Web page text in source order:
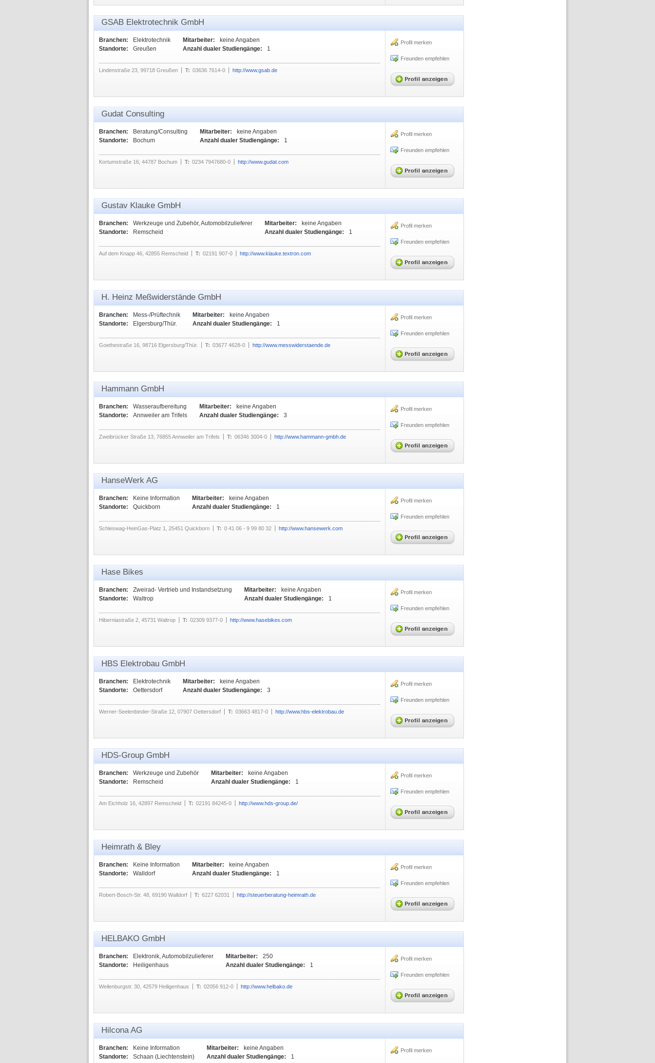
GSAB Elektrotechnik GmbH
Branchen:
Elektrotechnik
Standorte:
Greußen
Mitarbeiter:
keine Angaben
Anzahl dualer Studiengänge:
1
Lindenstraße 23, 99718 Greußen T: 03636 7614-0 http://www.gsab.de
Profil merken
Freunden empfehlen
Gudat Consulting
Branchen:
Beratung/Consulting
Standorte:
Bochum
Mitarbeiter:
keine Angaben
Anzahl dualer Studiengänge:
1
Kortumstraße 16, 44787 Bochum T: 0234 7947680-0 http://www.gudat.com
Profil merken
Freunden empfehlen
Gustav Klauke GmbH
Branchen:
Werkzeuge und Zubehör, Automobilzulieferer
Standorte:
Remscheid
Mitarbeiter:
keine Angaben
Anzahl dualer Studiengänge:
1
Auf dem Knapp 46, 42855 Remscheid T: 02191 907-0 http://www.klauke.textron.com
Profil merken
Freunden empfehlen
H. Heinz Meßwiderstände GmbH
Branchen:
Mess-/Prüftechnik
Standorte:
Elgersburg/Thür.
Mitarbeiter:
keine Angaben
Anzahl dualer Studiengänge:
1
Goethestraße 16, 98716 Elgersburg/Thür. T: 03677 4628-0 http://www.messwiderstaende.de
Profil merken
Freunden empfehlen
Hammann GmbH
Branchen:
Wasseraufbereitung
Standorte:
Annweiler am Trifels
Mitarbeiter:
keine Angaben
Anzahl dualer Studiengänge:
3
Zweibrücker Straße 13, 76855 Annweiler am Trifels T: 06346 3004-0 http://www.hammann-gmbh.de
Profil merken
Freunden empfehlen
HanseWerk AG
Branchen:
Keine Information
Standorte:
Quickborn
Mitarbeiter:
keine Angaben
Anzahl dualer Studiengänge:
1
Schleswag-HeinGas-Platz 1, 25451 Quickborn T: 0 41 06 - 9 99 80 32 http://www.hansewerk.com
Profil merken
Freunden empfehlen
Hase Bikes
Branchen:
Zweirad- Vertrieb und Instandsetzung
Standorte:
Waltrop
Mitarbeiter:
keine Angaben
Anzahl dualer Studiengänge:
1
Hiberniastraße 2, 45731 Waltrop T: 02309 9377-0 http://www.hasebikes.com
Profil merken
Freunden empfehlen
HBS Elektrobau GmbH
Branchen:
Elektrotechnik
Standorte:
Oettersdorf
Mitarbeiter:
keine Angaben
Anzahl dualer Studiengänge:
3
Werner-Seelenbinder-Straße 12, 07907 Oettersdorf T: 03663 4817-0 http://www.hbs-elektrobau.de
Profil merken
Freunden empfehlen
HDS-Group GmbH
Branchen:
Werkzeuge und Zubehör
Standorte:
Remscheid
Mitarbeiter:
keine Angaben
Anzahl dualer Studiengänge:
1
Am Eichholz 16, 42897 Remscheid T: 02191 84245-0 http://www.hds-group.de/
Profil merken
Freunden empfehlen
Heimrath & Bley
Branchen:
Keine Information
Standorte:
Walldorf
Mitarbeiter:
keine Angaben
Anzahl dualer Studiengänge:
1
Robert-Bosch-Str. 48, 69190 Walldorf T: 6227 62031 http://steuerberatung-heimrath.de
Profil merken
Freunden empfehlen
HELBAKO GmbH
Branchen:
Elektronik, Automobilzulieferer
Standorte:
Heiligenhaus
Mitarbeiter:
250
Anzahl dualer Studiengänge:
1
Weilenburgstr. 30, 42579 Heiligenhaus T: 02056 912-0 http://www.helbako.de
Profil merken
Freunden empfehlen
Hilcona AG
Branchen:
Keine Information
Standorte:
Schaan (Liechtenstein)
Mitarbeiter:
keine Angaben
Anzahl dualer Studiengänge:
1
Profil merken